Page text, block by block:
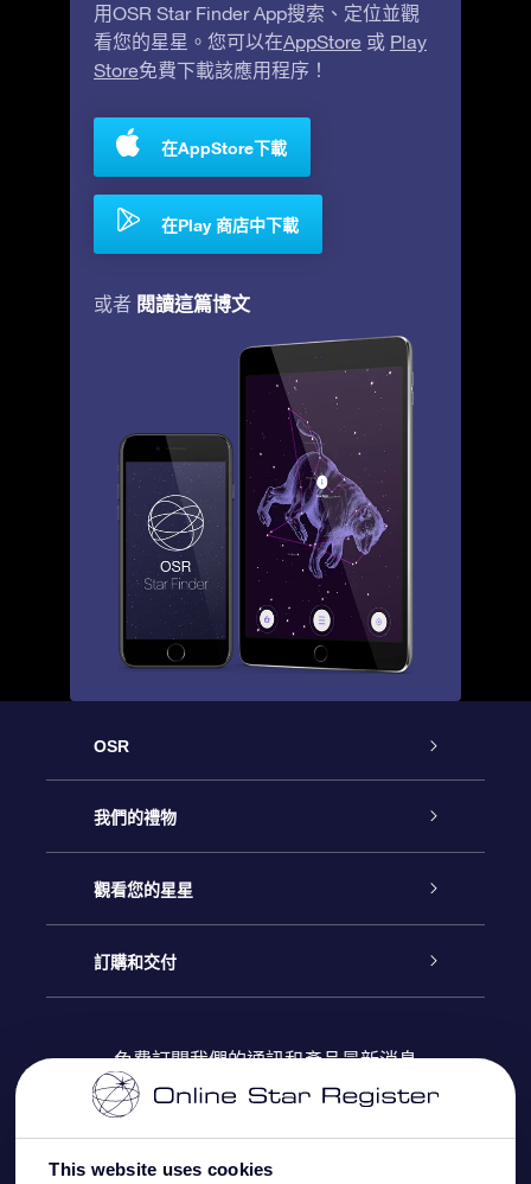
This website uses cookies
用OSR Star Finder App搜索、定位並觀
看您的星星。您可以在AppStore 或 Play
Store免費下載該應用程序！
在AppStore下載
在Play 商店中下載
或者 閱讀這篇博文
OSR
客戶服務
聯繫我們
博客
評論
我們的禮物
Online Star禮物
OSR禮物包
OSR 禮物卡
公司禮品
觀看您的星星
星星注册
個性化的Star Page
One Million Stars
訂購和交付
付款資訊
配送信息
免費訂閱我們的通訊和產品最新消息